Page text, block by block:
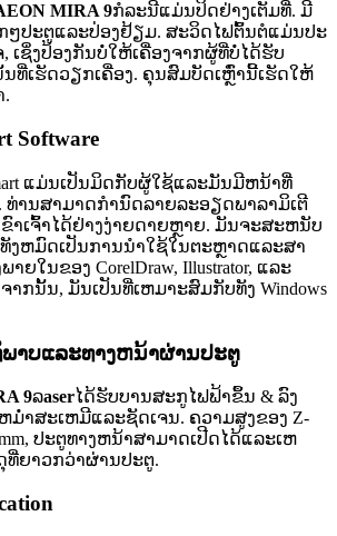
MIRA 9ກໍ​ລະ​ນີ​ແມ່ນ​ປິດ​ຢ່າງ​ເຕັມ​ທີ່​. ມີ
ໆປະຕູແລະປ່ອງຢ້ຽມ. ສະວິດໄຟຕົ້ນຕໍແມ່ນປະ
ເຊິ່ງປ້ອງກັນບໍ່ໃຫ້ເຄື່ອງຈາກຜູ້ທີ່ບໍ່ໄດ້ຮັບ
ທີ່ເຮັດວຽກເຄື່ອງ. ຄຸນສົມບັດເຫຼົ່ານີ້ເຮັດໃຫ້
.
Software
ແມ່ນເປັນມິດກັບຜູ້ໃຊ້ແລະມັນມີຫນ້າທີ່
ານສາມາດກໍານົດລາຍລະອຽດພາລາມິເຕີ
າເຈົ້າໄດ້ຢ່າງງ່າຍດາຍຫຼາຍ. ມັນ​ຈະ​ສະ​ຫນັບ​
ງ​ຫມົດ​ເປັນ​ການ​ນໍາ​ໃຊ້​ໃນ​ຕະ​ຫຼາດ​ແລະ​ສາ​
ຍ​ໃນ​ຂອງ CorelDraw​, Illustrator​, ແລະ
າກ​ນັ້ນ​, ມັນ​ເປັນ​ທີ່​ເຫມາະ​ສົມ​ກັບ​ທັງ Windows
າບແລະທາງຫນ້າຜ່ານປະຕູ
9ລaserໄດ້ຮັບບານສະກູໄຟຟ້າຂຶ້ນ & ລົງ
ມໍ່າສະເຫມີແລະຊັດເຈນ. ຄວາມສູງຂອງ Z-
ປະຕູທາງຫນ້າສາມາດເປີດໄດ້ແລະເຫ
ຍາວກວ່າຜ່ານປະຕູ.